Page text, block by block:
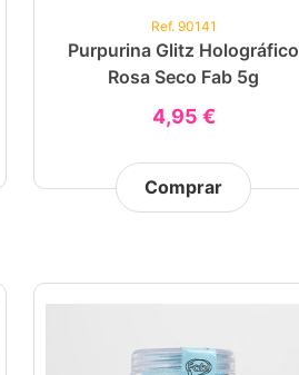
Ref. 90141
Purpurina Glitz Holográfico
Rosa Seco Fab 5g
4,95 €
Comprar